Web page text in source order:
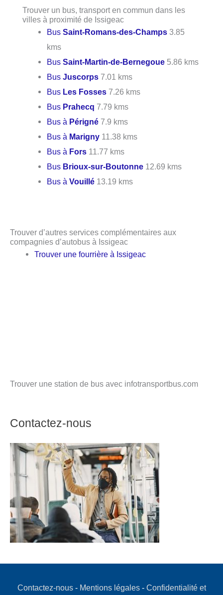
Trouver un bus, transport en commun dans les
villes à proximité de Issigeac
BusSaint-Romans-des-Champs 3.85
kms
BusSaint-Martin-de-Bernegoue 5.86 kms
BusJuscorps 7.01 kms
Bus Les Fosses 7.26 kms
Bus Prahecq 7.79 kms
Bus à Périgné 7.9 kms
Bus à Marigny 11.38 kms
Bus à Fors 11.77 kms
Bus Brioux-sur-Boutonne 12.69 kms
Bus àVouillé 13.19 kms
Trouver d’autres services complémentaires aux
compagnies d’autobus à Issigeac
Trouver une fourrière à Issigeac
Trouver une station de bus avec infotransportbus.com
Contactez-nous
Contactez-nous- Mentions légales- Confidentialité et